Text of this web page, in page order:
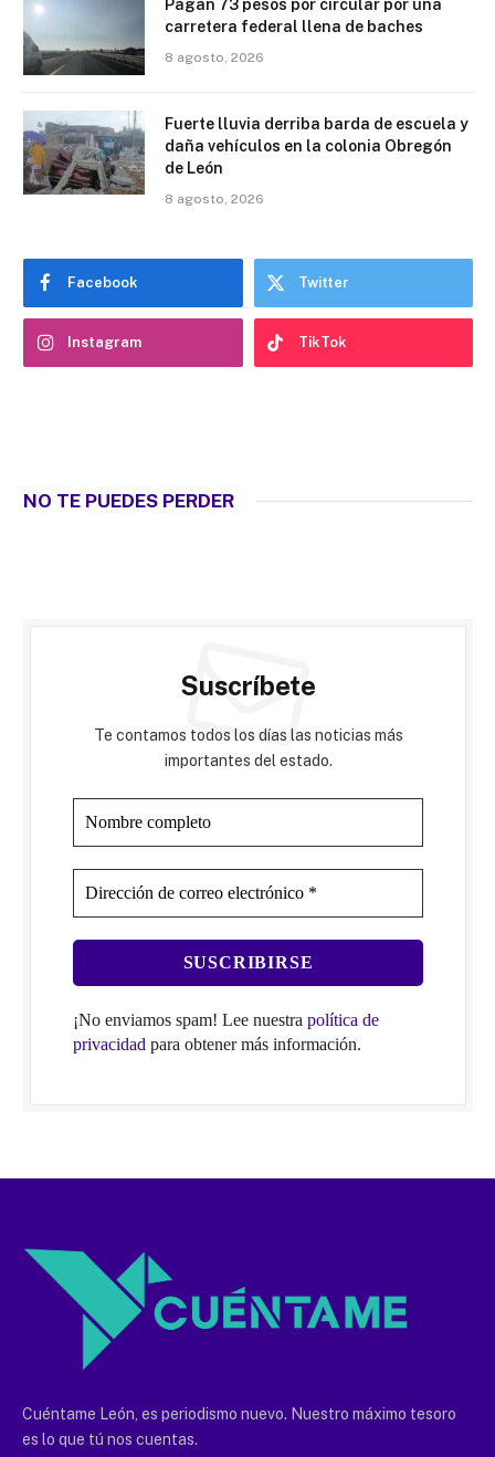
Pagan 73 pesos por circular por una
carretera federal llena de baches
8 agosto, 2026
Fuerte lluvia derriba barda de escuela y
daña vehículos en la colonia Obregón
de León
8 agosto, 2026
Facebook Twitter
Instagram TikTok
NO TE PUEDES PERDER
Suscríbete
Te contamos todos los días las noticias más
importantes del estado.
¡No enviamos spam! Lee nuestra política de
privacidad para obtener más información.
Cuéntame León, es periodismo nuevo. Nuestro máximo tesoro
es lo que tú nos cuentas.